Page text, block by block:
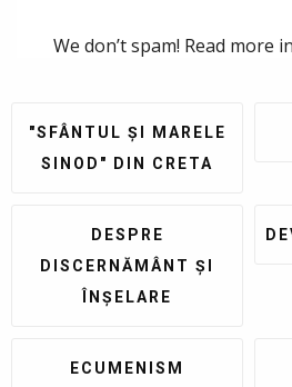
We don’t spam! Read more in
"SFÂNTUL ȘI MARELE
SINOD" DIN CRETA
DESPRE
DISCERNĂMÂNT ȘI
ÎNȘELARE
ECUMENISM